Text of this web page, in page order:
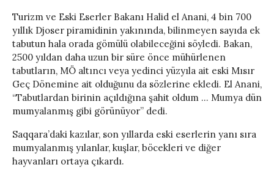
Turizm ve Eski Eserler Bakanı Halid el Anani, 4 bin 700
yıllık Djoser piramidinin yakınında, bilinmeyen sayıda ek
tabutun hala orada gömülü olabileceğini söyledi. Bakan,
2500 yıldan daha uzun bir süre önce mühürlenen
tabutların, MÖ altıncı veya yedinci yüzyıla ait eski Mısır
Geç Dönemine ait olduğunu da sözlerine ekledi. El Anani,
“Tabutlardan birinin açıldığına şahit oldum … Mumya dün
mumyalanmış gibi görünüyor” dedi.
Saqqara’daki kazılar, son yıllarda eski eserlerin yanı sıra
mumyalanmış yılanlar, kuşlar, böcekleri ve diğer
hayvanları ortaya çıkardı.